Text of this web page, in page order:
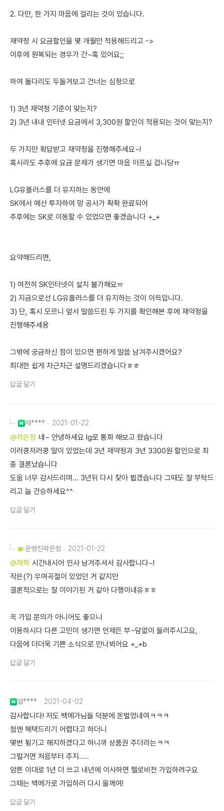
2. 다만, 한 가지 마음에 걸리는 것이 있습니다.
재약정 시 요금할인을 몇 개월만 적용해드리고 ->
이후에 원복되는 경우가 간~혹 있어요;;
하여 돌다리도 두들겨보고 건너는 심정으로
1) 3년 재약정 기준이 맞는지?
2) 3년 내내 인터넷 요금에서 3,300원 할인이 적용되는 것이 맞는지?
두 가지만 확답받고 재약정을 진행해주세요~!
혹시라도 추후에 요금 문제가 생기면 마음 아프실 겁니당ㅠ
LG유플러스를 더 유지하는 동안에
SK에서 예산 투자하여 망 공사가 촥촥 완료되어
추후에는 SK로 이동할 수 있었으면 좋겠습니다 +_+
요약해드리면,
1) 여전히 SK인터넷이 설치 불가해요ㅠ
2) 지금으로선 LG유플러스를 더 유지하는 것이 이득입니다.
3) 단, 혹시 모르니 앞서 말씀드린 두 가지를 확인해본 후에 재약정을
진행해주세용
그밖에 궁금하신 점이 있으면 편하게 말씀 남겨주시겠어요?
최대한 쉽게 차근차근 설명드리겠습니다ㅎㅎ
답글 달기
재**** 2021-01-22
@곽은정 네~ 안녕하세요 lg로 통화 해보고 왔습니다
이러쿵저러쿵 말이 있었는데 3년 재약정과 3년 3300원 할인으로 최
종 결론났습니다
도움 너무 감사드리며... 3년뒤 다시 찾아 뵙겠습니다 그때도 잘 부탁드
리고 늘 건승하세요^^
답글 달기
운영진곽은정 2021-01-22
@재팍 시간내시어 인사 남겨주셔서 감사합니다~!
작은(?) 우여곡절이 있었던 거 같지만
결론적으로는 잘 이야기된 거 같아 다행이네유ㅎㅎ
꼭 가입 문의가 아니어도 좋으니
이용하시다 다른 고민이 생기면 언제든 부~담없이 들러주시고요,
다음에 더더욱 기쁜 소식으로 만나뵈어요 +_+b
답글 달기
설**** 2021-04-02
감사합니다! 저도 백메가님들 덕분에 돈벌었네여ㅋㅋㅋ
첨엔 혜택드리기 어렵다고 하더니
몇번 튕기고 해지하겠다고 하니까 상품권 주더라는ㅋㅋ
그럴거면 처음부터 주지.....
암튼 이대로 1년 더 쓰고 내년에 이사하면 헬로비전 가입하려구요
그때는 백메가로 가입하러 다시 올께여!
답글 달기